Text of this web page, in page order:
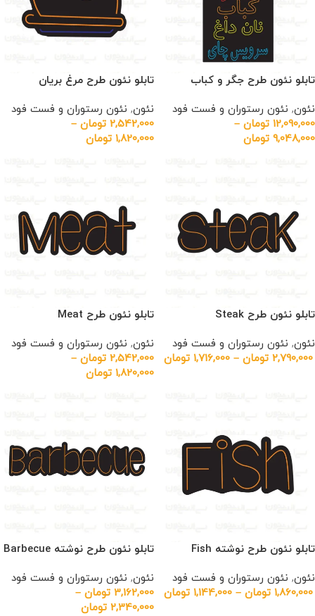
تابلو نئون طرح جگر و کباب
نئون, نئون رستوران و فست فود
12,090,000 تومان –
9,048,000 تومان
تابلو نئون طرح مرغ بریان
نئون, نئون رستوران و فست فود
2,542,000 تومان –
1,820,000 تومان
تابلو نئون طرح Steak
نئون, نئون رستوران و فست فود
2,790,000 تومان –
1,716,000 تومان
تابلو نئون طرح Meat
نئون, نئون رستوران و فست فود
2,542,000 تومان –
1,820,000 تومان
تابلو نئون طرح نوشته Fish
نئون, نئون رستوران و فست فود
1,860,000 تومان –
1,144,000 تومان
تابلو نئون طرح نوشته Barbecue
نئون, نئون رستوران و فست فود
3,162,000 تومان –
2,340,000 تومان